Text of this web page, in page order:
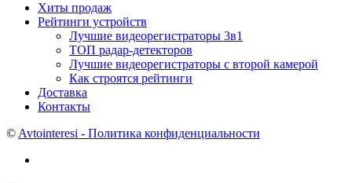
Хиты продаж
Рейтинги устройств
Лучшие видеорегистраторы 3в1
ТОП радар-детекторов
Лучшие видеорегистраторы с второй камерой
Как строятся рейтинги
Доставка
Контакты
© Avtointeresi - Политика конфиденциальности